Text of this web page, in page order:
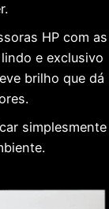
HP com as
e exclusivo
brilho que dá
simplesmente